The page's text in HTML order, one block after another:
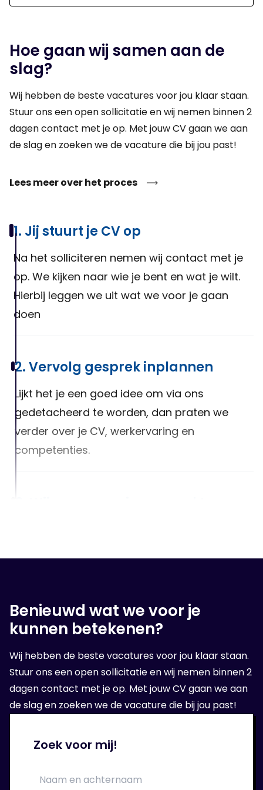
samenstellen en monteren van machines en installaties,
Hoe gaan wij samen aan de
slag?
Wij hebben de beste vacatures voor jou klaar staan.
Stuur ons een open sollicitatie en wij nemen binnen 2
dagen contact met je op. Met jouw CV gaan we aan
de slag en zoeken we de vacature die bij jou past!
Lees meer over het proces
1. Jij stuurt je CV op
Na het solliciteren nemen wij contact met je
op. We kijken naar wie je bent en wat je wilt.
Hierbij leggen we uit wat we voor je gaan
doen
2. Vervolg gesprek inplannen
Lijkt het je een goed idee om via ons
gedetacheerd te worden, dan praten we
verder over je CV, werkervaring en
competenties.
4. Op sollicitatie gesprek
jou hebben gevonden, volgt er een sollicitatie
bij de opdrachtgever.
5. Aan de slag!
kan je aan de slag bij je nieuwe
Zoek voor mij!
Benieuwd wat we voor je
kunnen betekenen?
Wij hebben de beste vacatures voor jou klaar staan.
Stuur ons een open sollicitatie en wij nemen binnen 2
dagen contact met je op. Met jouw CV gaan we aan
de slag en zoeken we de vacature die bij jou past!